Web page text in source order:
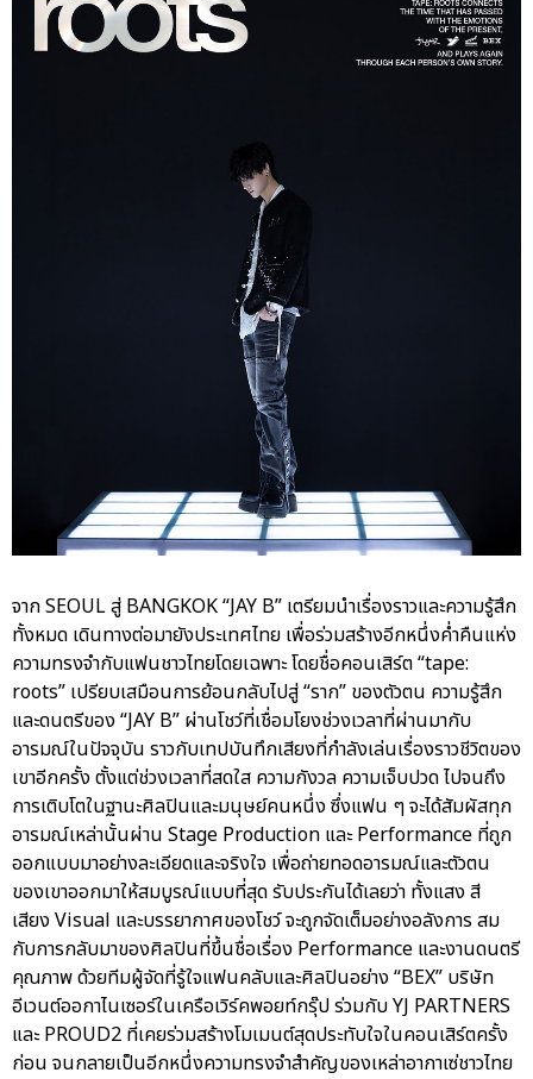
จาก SEOUL สู่ BANGKOK “JAY B” เตรียมนำเรื่องราวและความรู้สึก
ทั้งหมด เดินทางต่อมายังประเทศไทย เพื่อร่วมสร้างอีกหนึ่งค่ำคืนแห่ง
ความทรงจำกับแฟนชาวไทยโดยเฉพาะ โดยชื่อคอนเสิร์ต “tape:
roots” เปรียบเสมือนการย้อนกลับไปสู่ “ราก” ของตัวตน ความรู้สึก
และดนตรีของ “JAY B” ผ่านโชว์ที่เชื่อมโยงช่วงเวลาที่ผ่านมากับ
อารมณ์ในปัจจุบัน ราวกับเทปบันทึกเสียงที่กำลังเล่นเรื่องราวชีวิตของ
เขาอีกครั้ง ตั้งแต่ช่วงเวลาที่สดใส ความกังวล ความเจ็บปวด ไปจนถึง
การเติบโตในฐานะศิลปินและมนุษย์คนหนึ่ง ซึ่งแฟน ๆ จะได้สัมผัสทุก
อารมณ์เหล่านั้นผ่าน Stage Production และ Performance ที่ถูก
ออกแบบมาอย่างละเอียดและจริงใจ เพื่อถ่ายทอดอารมณ์และตัวตน
ของเขาออกมาให้สมบูรณ์แบบที่สุด รับประกันได้เลยว่า ทั้งแสง สี
เสียง Visual และบรรยากาศของโชว์ จะถูกจัดเต็มอย่างอลังการ สม
กับการกลับมาของศิลปินที่ขึ้นชื่อเรื่อง Performance และงานดนตรี
คุณภาพ ด้วยทีมผู้จัดที่รู้ใจแฟนคลับและศิลปินอย่าง “BEX” บริษัท
อีเวนต์ออกาไนเซอร์ในเครือเวิร์คพอยท์กรุ๊ป ร่วมกับ YJ PARTNERS
และ PROUD2 ที่เคยร่วมสร้างโมเมนต์สุดประทับใจในคอนเสิร์ตครั้ง
ก่อน จนกลายเป็นอีกหนึ่งความทรงจำสำคัญของเหล่าอากาเซ่ชาวไทย